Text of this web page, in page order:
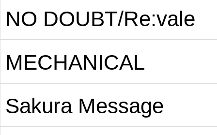
メ
NO DOUBT/Re:vale
MECHANICAL
LULLABY
Sakura Message